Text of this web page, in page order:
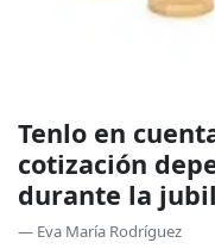
Tenlo en
cotización
durante la
— Eva María Rodríguez